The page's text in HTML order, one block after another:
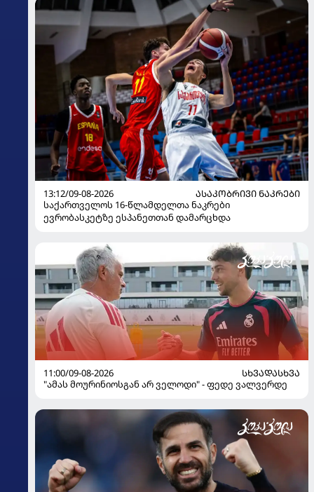
13:12/09-08-2026
ᲐᲡᲐᲙᲝᲑᲠᲘᲕᲘ ᲜᲐᲙᲠᲔᲑᲘ
საქართველოს 16-წლამდელთა ნაკრები
ევრობასკეტზე ესპანეთთან დამარცხდა
11:00/09-08-2026
ᲡᲮᲕᲐᲓᲐᲡᲮᲕᲐ
"ამას მოურინიოსგან არ ველოდი" - ფედე ვალვერდე